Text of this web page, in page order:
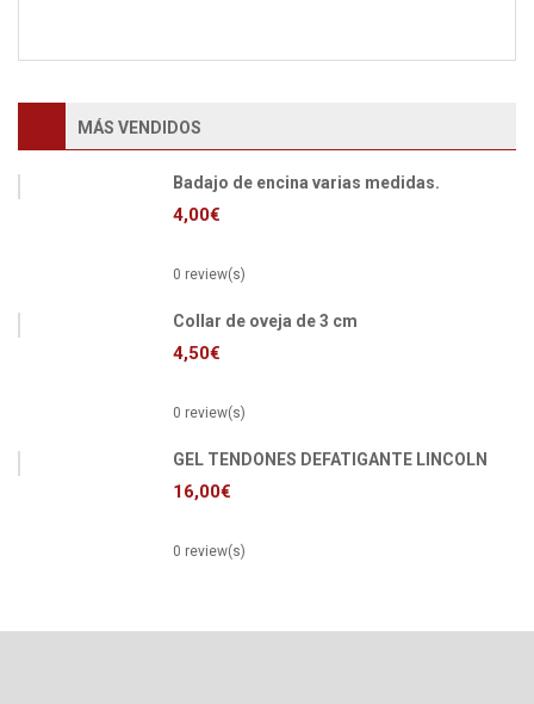
MÁS VENDIDOS
Badajo de encina varias medidas.
4,00€
0 review(s)
Collar de oveja de 3 cm
4,50€
0 review(s)
GEL TENDONES DEFATIGANTE LINCOLN
16,00€
0 review(s)